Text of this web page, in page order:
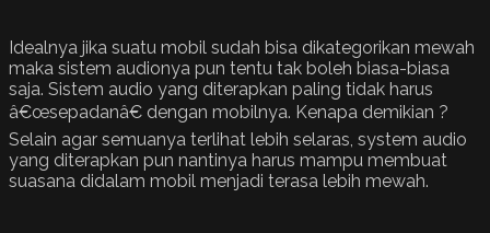
Idealnya jika suatu mobil sudah bisa dikategorikan mewah
maka sistem audionya pun tentu tak boleh biasa-biasa
saja. Sistem audio yang diterapkan paling tidak harus
â€œsepadanâ€ dengan mobilnya. Kenapa demikian ?
Selain agar semuanya terlihat lebih selaras, system audio
yang diterapkan pun nantinya harus mampu membuat
suasana didalam mobil menjadi terasa lebih mewah.